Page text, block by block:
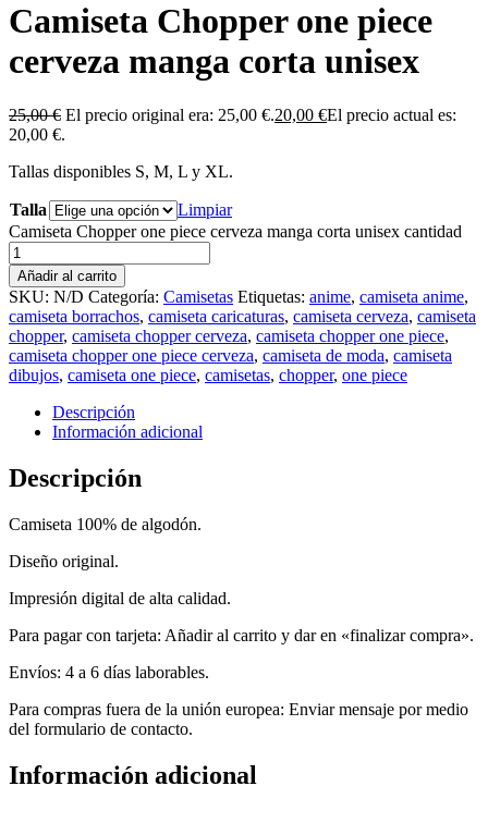
Camiseta Chopper one piece
cerveza manga corta unisex
25,00€ El precio original era: 25,00 €.20,00 €El precio actual es:
20,00 €.
Tallas disponibles S, M, L y XL.
Talla
Limpiar
Camiseta Chopper one piece cerveza manga corta unisex cantidad
Añadir al carrito
SKU: N/D Categoría: Camisetas Etiquetas: anime, camiseta anime,
camiseta borrachos, camiseta caricaturas, camiseta cerveza, camiseta
chopper, camiseta chopper cerveza, camiseta chopper one piece,
camiseta chopper one piece cerveza, camiseta de moda, camiseta
dibujos, camiseta one piece, camisetas, chopper, one piece
Descripción
Información adicional
Descripción
Camiseta 100% de algodón.
Diseño original.
Impresión digital de alta calidad.
Para pagar con tarjeta: Añadir al carrito y dar en «finalizar compra».
Envíos: 4 a 6 días laborables.
Para compras fuera de la unión europea: Enviar mensaje por medio
del formulario de contacto.
Información adicional